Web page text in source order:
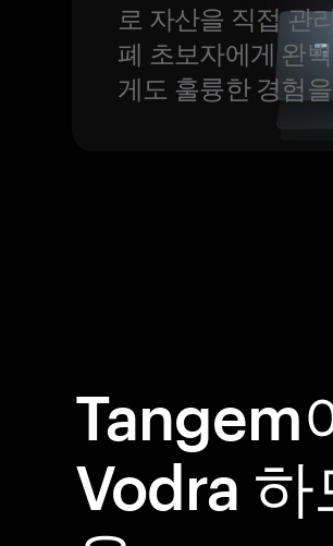
로 자산을 직접 관
폐 초보자에게 완
게도 훌륭한 경험
Tangem
Vodra 하